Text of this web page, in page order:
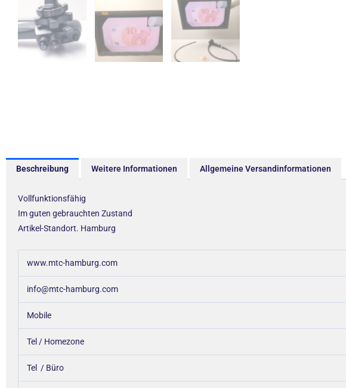
Beschreibung Weitere Informationen Allgemeine Versandinformationen
Vollfunktionsfähig
Im guten gebrauchten Zustand
Artikel-Standort. Hamburg
www.mtc-hamburg.com
info@mtc-hamburg.com
Mobile
Tel / Homezone
Tel / Büro